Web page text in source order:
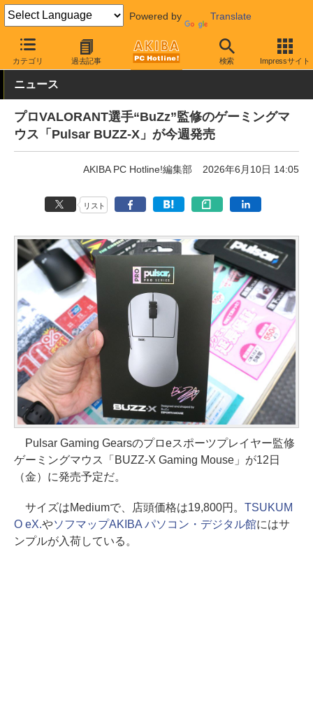
Powered by Translate
カテゴリ 過去記事 検索 Impressサイト
AKIBA PC Hotline! PC周辺機器 マウス ゲーミングマウス
ニュース
プロVALORANT選手“BuZz”監修のゲーミングマ
ウス「Pulsar BUZZ-X」が今週発売
AKIBA PC Hotline!編集部 2026年6月10日 14:05
リスト
Pulsar Gaming Gearsのプロeスポーツプレイヤー監修
ゲーミングマウス「BUZZ-X Gaming Mouse」が12日
（金）に発売予定だ。
サイズはMediumで、店頭価格は19,800円。 TSUKUM
O eX.やソフマップAKIBA パソコン・デジタル館にはサ
ンプルが入荷している。